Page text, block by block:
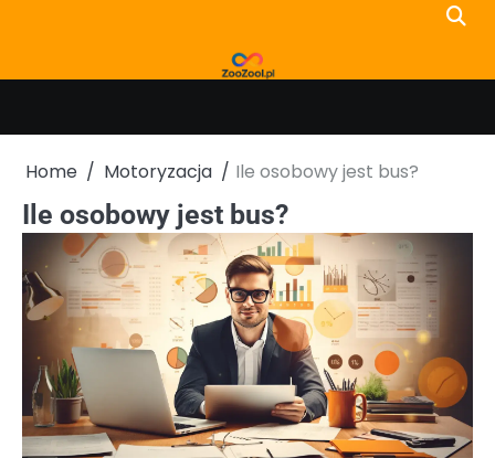
Home Motoryzacja Ile osobowy jest bus?
Ile osobowy jest bus?